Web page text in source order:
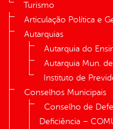
Turismo
Articulação Política e
Autarquias
Autarquia do
Autarquia Mun.
Instituto de
Conselhos Municipais
Conselho de
Deficiência –